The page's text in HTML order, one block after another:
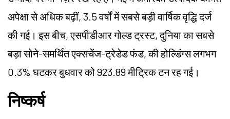
अपेक्षा से अधिक बढ़ीं, 3.5 वर्षों में सबसे बड़ी वार्षिक वृद्धि दर्ज
की गई। इस बीच, एसपीडीआर गोल्ड ट्रस्ट, दुनिया का सबसे
बड़ा सोने-समर्थित एक्सचेंज-ट्रेडेड फंड, की होल्डिंग्स लगभग
0.3% घटकर बुधवार को 923.89 मीट्रिकटनरह गई।
निष्कर्ष